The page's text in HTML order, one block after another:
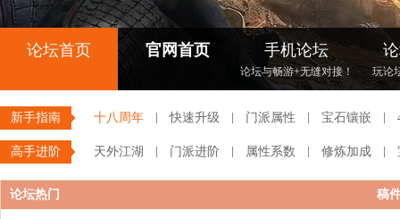
论坛首页 官网首页 手机论坛
论坛与畅游+无缝对接！ 玩论
新手指南 十八周年 快速升级 门派属性 宝石镶嵌
高手进阶 天外江湖 门派进阶 属性系数 修炼加成
论坛热门 稿